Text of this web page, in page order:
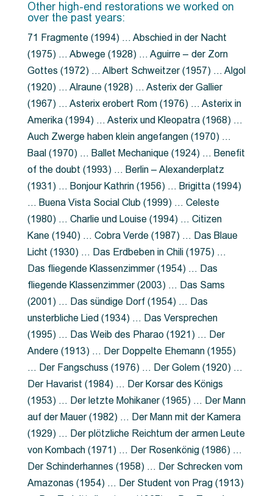
Other high-end restorations we worked on
over the past years:
71 Fragmente (1994) … Abschied in der Nacht
(1975) … Abwege (1928) … Aguirre – der Zorn
Gottes (1972) … Albert Schweitzer (1957) … Algol
(1920) … Alraune (1928) … Asterix der Gallier
(1967) … Asterix erobert Rom (1976) … Asterix in
Amerika (1994) … Asterix und Kleopatra (1968) …
Auch Zwerge haben klein angefangen (1970) …
Baal (1970) … Ballet Mechanique (1924) … Benefit
of the doubt (1993) … Berlin – Alexanderplatz
(1931) … Bonjour Kathrin (1956) … Brigitta (1994)
… Buena Vista Social Club (1999) … Celeste
(1980) … Charlie und Louise (1994) … Citizen
Kane (1940) … Cobra Verde (1987) … Das Blaue
Licht (1930) … Das Erdbeben in Chili (1975) …
Das fliegende Klassenzimmer (1954) … Das
fliegende Klassenzimmer (2003) … Das Sams
(2001) … Das sündige Dorf (1954) … Das
unsterbliche Lied (1934) … Das Versprechen
(1995) … Das Weib des Pharao (1921) … Der
Andere (1913) … Der Doppelte Ehemann (1955)
… Der Fangschuss (1976) … Der Golem (1920) …
Der Havarist (1984) … Der Korsar des Königs
(1953) … Der letzte Mohikaner (1965) … Der Mann
auf der Mauer (1982) … Der Mann mit der Kamera
(1929) … Der plötzliche Reichtum der armen Leute
von Kombach (1971) … Der Rosenkönig (1986) …
Der Schinderhannes (1958) … Der Schrecken vom
Amazonas (1954) … Der Student von Prag (1913)